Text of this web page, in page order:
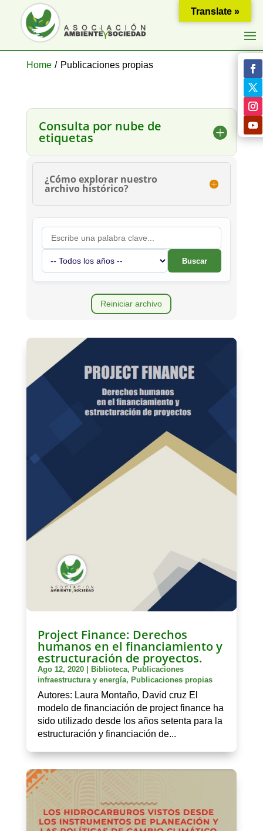
Home / Publicaciones propias
Consulta por nube de
etiquetas
¿Cómo explorar nuestro
archivo histórico?
Buscar
Reiniciar archivo
Project Finance: Derechos
humanos en el financiamiento y
estructuración de proyectos.
Ago 12, 2020| Biblioteca, Publicaciones
infraestructura y energía, Publicaciones propias
Autores: Laura Montaño, David cruz El
modelo de financiación de project finance ha
sido utilizado desde los años setenta para la
estructuración y financiación de...
Translate »